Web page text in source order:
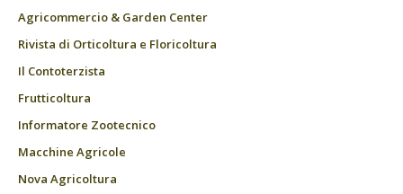
Agricommercio & Garden Center
Rivista di Orticoltura e Floricoltura
Il Contoterzista
Frutticoltura
Informatore Zootecnico
Macchine Agricole
Nova Agricoltura